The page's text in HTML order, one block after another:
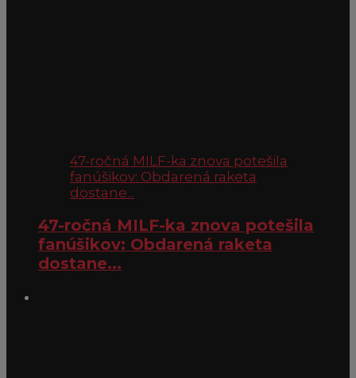
47-ročná MILF-ka znova potešila
fanúšikov: Obdarená raketa
dostane...
47-ročná MILF-ka znova potešila
fanúšikov: Obdarená raketa
dostane...